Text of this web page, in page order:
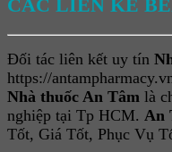
CÁC LIÊN KẾ
Đối tác liên kết uy tín
https://
Nhà thuốc An Tâm là
nghiệp tại Tp HCM. An
Tốt, Giá Tốt, Phục Vụ